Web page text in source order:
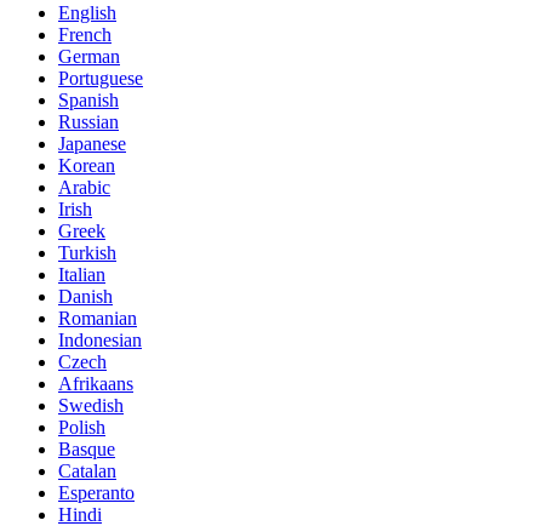
English
French
German
Portuguese
Spanish
Russian
Japanese
Korean
Arabic
Irish
Greek
Turkish
Italian
Danish
Romanian
Indonesian
Czech
Afrikaans
Swedish
Polish
Basque
Catalan
Esperanto
Hindi